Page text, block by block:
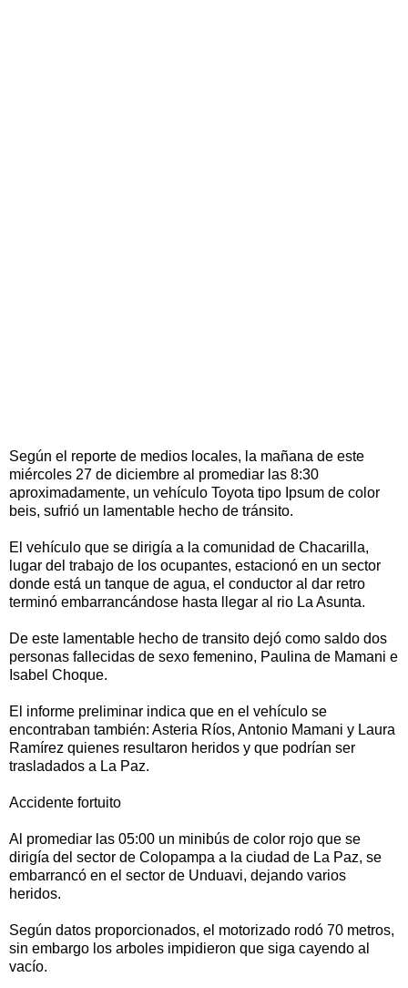
Según el reporte de medios locales, la mañana de este
miércoles 27 de diciembre al promediar las 8:30
aproximadamente, un vehículo Toyota tipo Ipsum de color
beis, sufrió un lamentable hecho de tránsito.
El vehículo que se dirigía a la comunidad de Chacarilla,
lugar del trabajo de los ocupantes, estacionó en un sector
donde está un tanque de agua, el conductor al dar retro
terminó embarrancándose hasta llegar al rio La Asunta.
De este lamentable hecho de transito dejó como saldo dos
personas fallecidas de sexo femenino, Paulina de Mamani e
Isabel Choque.
El informe preliminar indica que en el vehículo se
encontraban también: Asteria Ríos, Antonio Mamani y Laura
Ramírez quienes resultaron heridos y que podrían ser
trasladados a La Paz.
Accidente fortuito
Al promediar las 05:00 un minibús de color rojo que se
dirigía del sector de Colopampa a la ciudad de La Paz, se
embarrancó en el sector de Unduavi, dejando varios
heridos.
Según datos proporcionados, el motorizado rodó 70 metros,
sin embargo los arboles impidieron que siga cayendo al
vacío.